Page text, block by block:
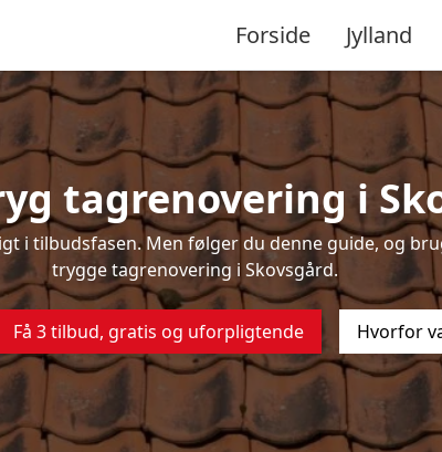
Forside Jylland
tagrenovering i
i tilbudsfasen. Men følger du denne guide, og
trygge tagrenovering i Skovsgård.
Få 3 tilbud, gratis og uforpligtende Hvorfor